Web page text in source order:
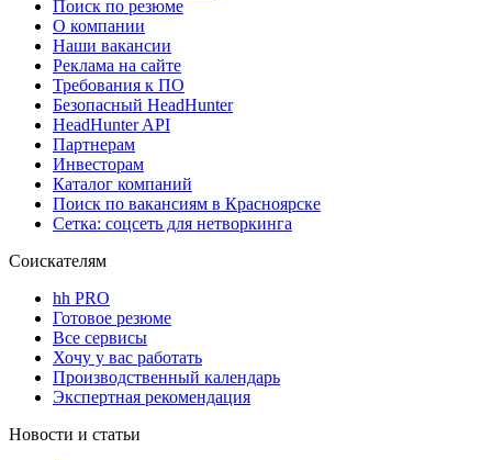
Поиск по резюме
О компании
Наши вакансии
Реклама на сайте
Требования к ПО
Безопасный HeadHunter
HeadHunter API
Партнерам
Инвесторам
Каталог компаний
Поиск по вакансиям в Красноярске
Сетка: соцсеть для нетворкинга
Соискателям
hh PRO
Готовое резюме
Все сервисы
Хочу у вас работать
Производственный календарь
Экспертная рекомендация
Новости и статьи